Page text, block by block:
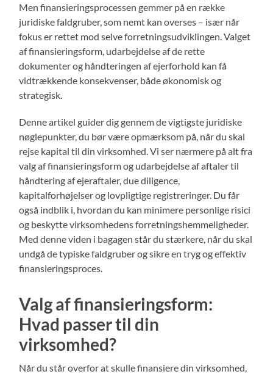
Men finansieringsprocessen gemmer på en række
juridiske faldgruber, som nemt kan overses – især når
fokus er rettet mod selve forretningsudviklingen. Valget
af finansieringsform, udarbejdelse af de rette
dokumenter og håndteringen af ejerforhold kan få
vidtrækkende konsekvenser, både økonomisk og
strategisk.
Denne artikel guider dig gennem de vigtigste juridiske
nøglepunkter, du bør være opmærksom på, når du skal
rejse kapital til din virksomhed. Vi ser nærmere på alt fra
valg af finansieringsform og udarbejdelse af aftaler til
håndtering af ejeraftaler, due diligence,
kapitalforhøjelser og lovpligtige registreringer. Du får
også indblik i, hvordan du kan minimere personlige risici
og beskytte virksomhedens forretningshemmeligheder.
Med denne viden i bagagen står du stærkere, når du skal
undgå de typiske faldgruber og sikre en tryg og effektiv
finansieringsproces.
Valg af finansieringsform:
Hvad passer til din
virksomhed?
Når du står overfor at skulle finansiere din virksomhed,